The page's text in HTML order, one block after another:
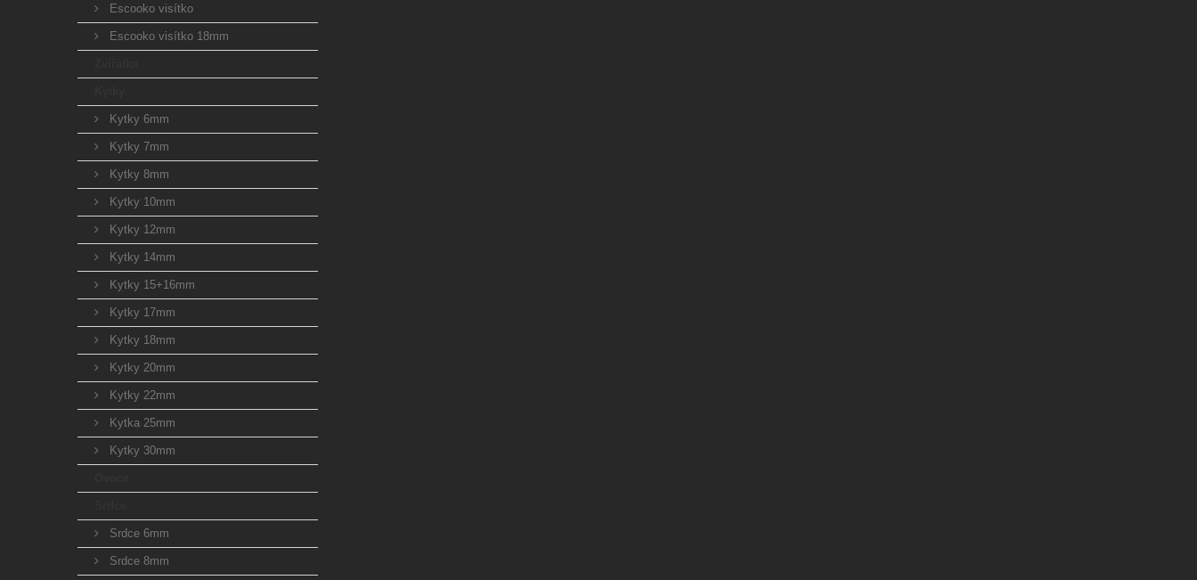
Escooko visítko
Escooko visítko 18mm
Kytky 6mm
Kytky 7mm
Kytky 8mm
Kytky 10mm
Kytky 12mm
Kytky 14mm
Kytky 15+16mm
Kytky 17mm
Kytky 18mm
Kytky 20mm
Kytky 22mm
Kytka 25mm
Kytky 30mm
Srdce 6mm
Srdce 8mm